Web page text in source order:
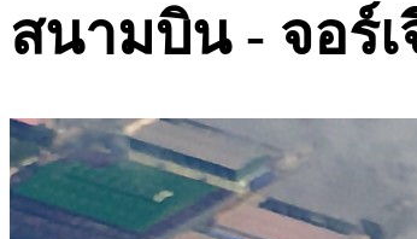
สนามบิน - จอร์เ